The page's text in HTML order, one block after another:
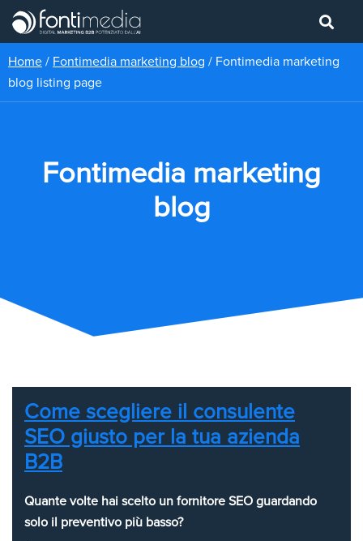
Home / Fontimedia marketing blog / Fontimedia marketing
blog listing page
Fontimedia marketing
blog
Come scegliere il consulente
SEO giusto per la tua azienda
B2B
Quante volte hai scelto un fornitore SEO guardando
solo il preventivo più basso?